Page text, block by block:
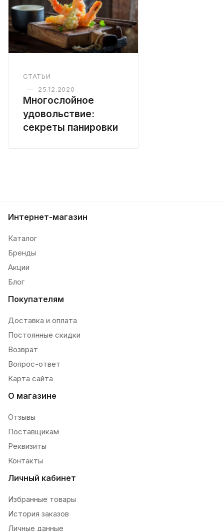
СТАТЬИ
—
25.12.2020
Многослойное
удовольствие:
секреты панировки
Интернет-магазин
Каталог
Бренды
Акции
Блог
Покупателям
Доставка и оплата
Постоянные скидки
Возврат
Вопрос-ответ
Карта сайта
О магазине
Отзывы
Поставщикам
Реквизиты
Контакты
Личный кабинет
Избранные товары
История заказов
Личные данные